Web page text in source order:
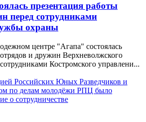
презентация работы
перед сотрудниками
охраны
центре "Агапа" состоялась
и дружин Верхневолжского
Костромского управлени...